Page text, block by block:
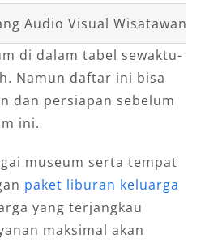
Audio Visual Wisatawan
di dalam tabel sewaktu-
Namun daftar ini bisa
dan persiapan sebelum
ini.
museum serta tempat
paket liburan keluarga
yang terjangkau
maksimal akan